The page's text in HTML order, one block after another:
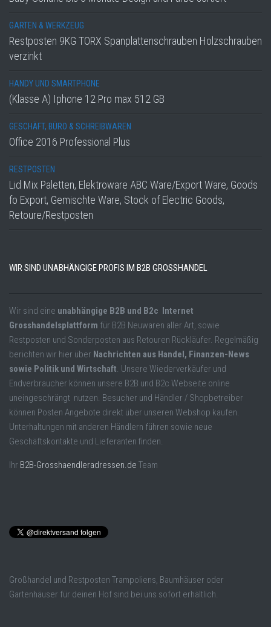
GARTEN & WERKZEUG
Restposten 9KG TORX Spanplattenschrauben Holzschrauben
verzinkt
HANDY UND SMARTPHONE
(Klasse A) Iphone 12 Pro max 512 GB
GESCHÄFT, BÜRO & SCHREIBWAREN
Office 2016 Professional Plus
RESTPOSTEN
Lid Mix Paletten, Elektroware ABC Ware/Export Ware, Goods
fo Export, Gemischte Ware, Stock of Electric Goods,
Retoure/Restposten
WIR SIND UNABHÄNGIGE PROFIS IM B2B GROSSHANDEL
Wir sind eine unabhängige B2B und B2c Internet
Grosshandelsplattform für B2B Neuwaren aller Art, sowie
Restposten und Sonderposten aus Retouren Rückläufer. Regelmäßig
berichten wir hier über Nachrichten aus Handel, Finanzen-News
sowie Politik und Wirtschaft. Unsere Wiederverkäufer und
Endverbraucher können unsere B2B und B2c Webseite online
uneingeschrängt nutzen. Besucher und Händler / Shopbetreiber
können Posten Angebote direkt über unseren Webshop kaufen.
Unterhaltungen mit anderen Händlern führen sowie neue
Geschäftskontakte und Lieferanten finden.
Ihr B2B-Grosshaendleradressen.de Team
Großhandel und Restposten Trampoliens, Baumhäuser oder
Gartenhäuser für deinen Hof sind bei uns sofort erhältlich.